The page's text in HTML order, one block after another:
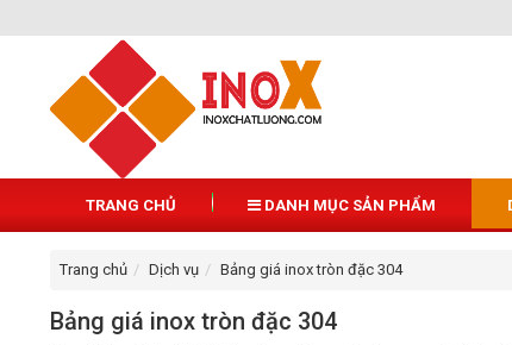
TRANG CHỦ DANH MỤC SẢN PHẨM
Trang chủ Dịch vụ Bảng giá inox tròn đặc 304
Bảng giá inox tròn đặc 304